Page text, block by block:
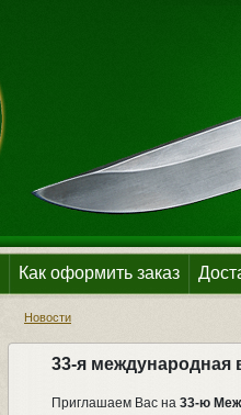
Как оформить заказ
Новости
33-я международная
Приглашаем Вас на 33-ю